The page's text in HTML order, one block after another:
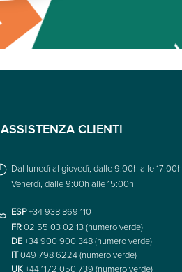
ASSISTENZA CLIENTI
Dal lunedì al giovedì, dalle 9:00h alle 17:00h
Venerdì, dalle 9:00h alle 15:00h
ESP+34 938 869 110
FR02 55 03 02 13 (numero verde)
DE+34 900 900 348 (numero verde)
IT049 798 6224 (numero verde)
UK+44 1172 050 739 (numero verde)